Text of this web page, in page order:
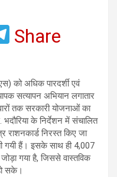
T
gr
a
m
Share
को अधिक पारदर्शी एवं
सत्यापन अभियान लगातार
तक सरकारी योजनाओं का
भदौरिया के निर्देशन में संचालित
निरस्त किए जा
गयी हैं। इसके साथ ही 4,007
जोड़ा गया है, जिससे वास्तविक
सके।